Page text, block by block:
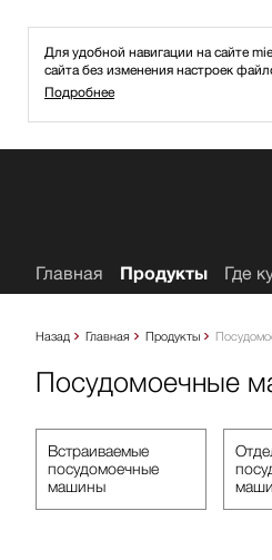
Для удобной навигации на сайте
сайта без изменения настроек
Подробнее
Назад Главная Продукты
Посудомоечные
Встраиваемые
посудомоечные
машины
Главная Продукты Где